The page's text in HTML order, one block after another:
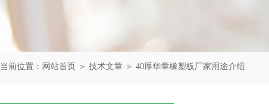
当前位置： 网站首页 ＞ 技术文章 ＞ 40厚华章橡塑板厂家用途介绍